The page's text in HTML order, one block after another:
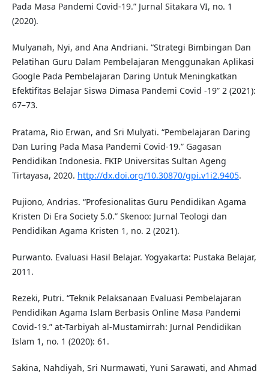
Pada Masa Pandemi Covid-19.” Jurnal Sitakara VI, no. 1
(2020).
Mulyanah, Nyi, and Ana Andriani. “Strategi Bimbingan Dan
Pelatihan Guru Dalam Pembelajaran Menggunakan Aplikasi
Google Pada Pembelajaran Daring Untuk Meningkatkan
Efektifitas Belajar Siswa Dimasa Pandemi Covid -19” 2 (2021):
67–73.
Pratama, Rio Erwan, and Sri Mulyati. “Pembelajaran Daring
Dan Luring Pada Masa Pandemi Covid-19.” Gagasan
Pendidikan Indonesia. FKIP Universitas Sultan Ageng
Tirtayasa, 2020. http://dx.doi.org/10.30870/gpi.v1i2.9405.
Pujiono, Andrias. “Profesionalitas Guru Pendidikan Agama
Kristen Di Era Society 5.0.” Skenoo: Jurnal Teologi dan
Pendidikan Agama Kristen 1, no. 2 (2021).
Purwanto. Evaluasi Hasil Belajar. Yogyakarta: Pustaka Belajar,
2011.
Rezeki, Putri. “Teknik Pelaksanaan Evaluasi Pembelajaran
Pendidikan Agama Islam Berbasis Online Masa Pandemi
Covid-19.” at-Tarbiyah al-Mustamirrah: Jurnal Pendidikan
Islam 1, no. 1 (2020): 61.
Sakina, Nahdiyah, Sri Nurmawati, Yuni Sarawati, and Ahmad